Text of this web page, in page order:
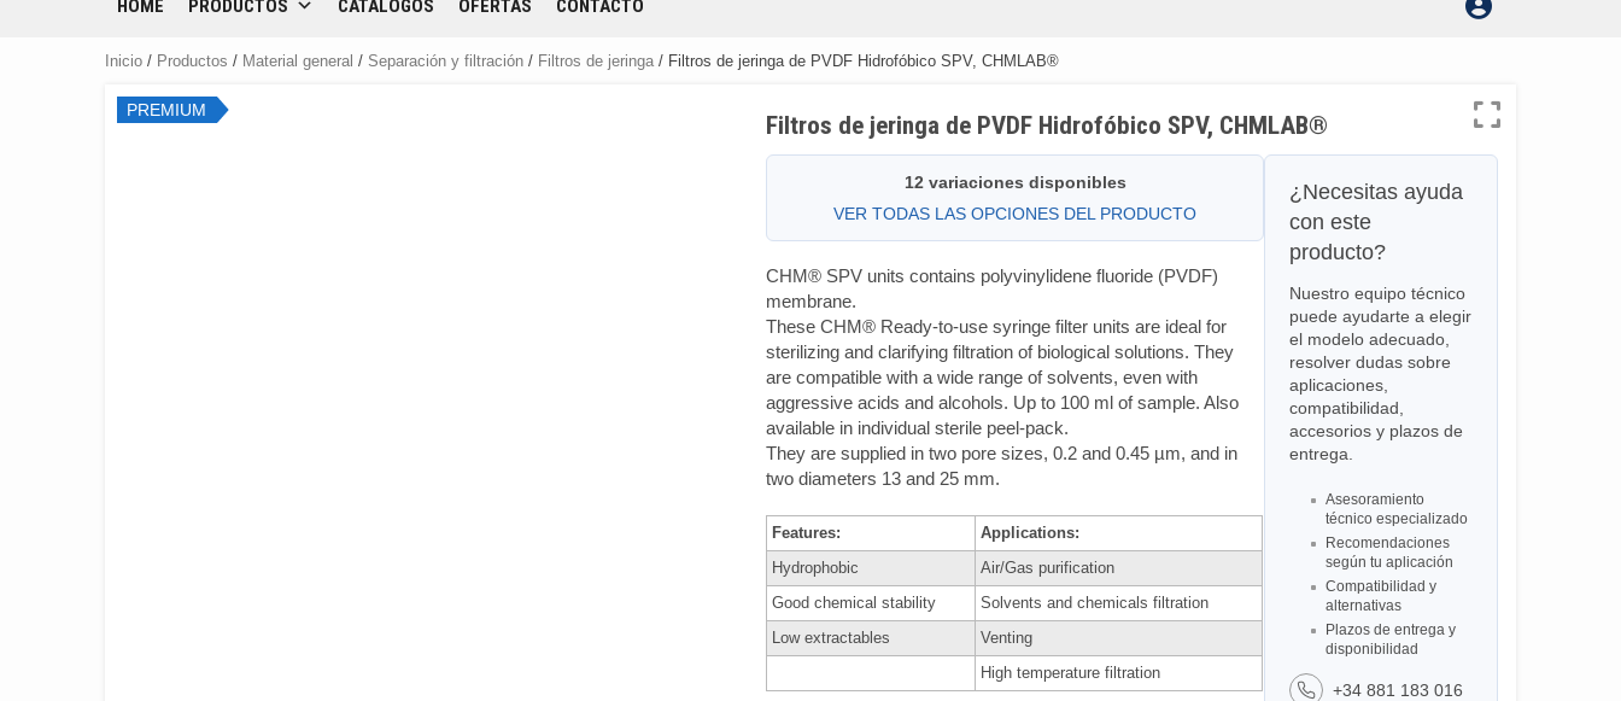
HOME PRODUCTOS CATÁLOGOS OFERTAS CONTACTO
Inicio / Productos / Material general / Separación y filtración / Filtros de jeringa / Filtros de jeringa de PVDF Hidrofóbico SPV, CHMLAB®
PREMIUM
Filtros de jeringa de PVDF Hidrofóbico SPV, CHMLAB®
12 variaciones disponibles
VER TODAS LAS OPCIONES DEL PRODUCTO
CHM® SPV units contains polyvinylidene fluoride (PVDF)
membrane.
These CHM® Ready-to-use syringe filter units are ideal for
sterilizing and clarifying filtration of biological solutions. They
are compatible with a wide range of solvents, even with
aggressive acids and alcohols. Up to 100 ml of sample. Also
available in individual sterile peel-pack.
They are supplied in two pore sizes, 0.2 and 0.45 µm, and in
two diameters 13 and 25 mm.
Features:
Applications:
Hydrophobic
Air/Gas purification
Good chemical stability
Solvents and chemicals filtration
Low extractables
Venting
High temperature filtration
¿Necesitas ayuda
con este
producto?
Nuestro equipo técnico
puede ayudarte a elegir
el modelo adecuado,
resolver dudas sobre
aplicaciones,
compatibilidad,
accesorios y plazos de
entrega.
Asesoramiento
técnico especializado
Recomendaciones
según tu aplicación
Compatibilidad y
alternativas
Plazos de entrega y
disponibilidad
+34 881 183 016